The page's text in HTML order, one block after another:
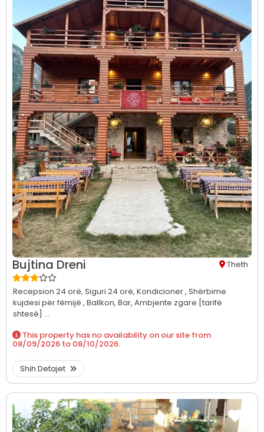
Bujtina Dreni Theth
Recepsion 24 orë, Siguri 24 orë, Kondicioner , Shërbime
kujdesi për fëmijë , Ballkon, Bar, Ambjente zgare [tarifë
shtesë] ...
This property has no availability on our site from
08/09/2026 to 08/10/2026.
Shih Detajet